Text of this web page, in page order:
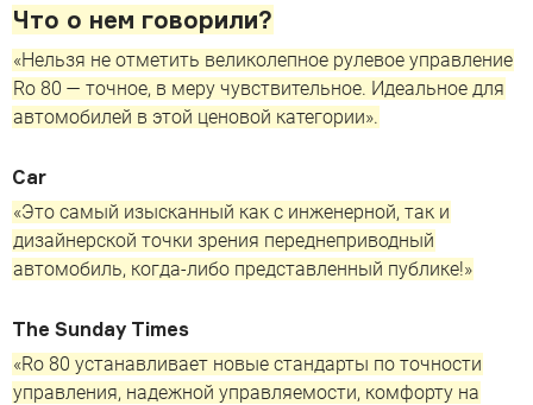
Что о нем говорили?
«Нельзя не отметить великолепное рулевое управление
Ro 80 — точное, в меру чувствительное. Идеальное для
автомобилей в этой ценовой категории».
Сar
«Это самый изысканный как с инженерной, так и
дизайнерской точки зрения переднеприводный
автомобиль, когда-либо представленный публике!»
The Sunday Times
«Ro 80 устанавливает новые стандарты по точности
управления, надежной управляемости, комфорту на